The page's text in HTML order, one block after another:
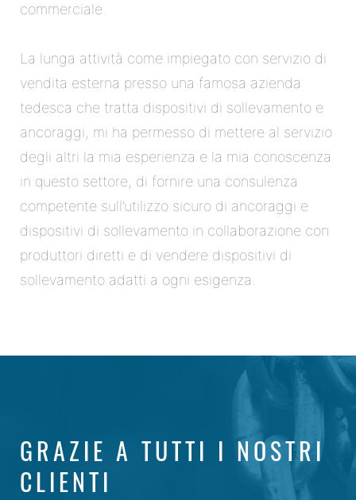
commerciale.
La lunga attività come impiegato con servizio di
vendita esterna presso una famosa azienda
tedesca che tratta dispositivi di sollevamento e
ancoraggi, mi ha permesso di mettere al servizio
degli altri la mia esperienza e la mia conoscenza
in questo settore, di fornire una consulenza
competente sull’utilizzo sicuro di ancoraggi e
dispositivi di sollevamento in collaborazione con
produttori diretti e di vendere dispositivi di
sollevamento adatti a ogni esigenza.
GRAZIE A TUTTI I NOSTRI
CLIENTI